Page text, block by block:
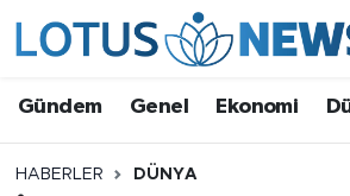
Gündem Genel Ekonomi
HABERLER DÜNYA
Ekonomi